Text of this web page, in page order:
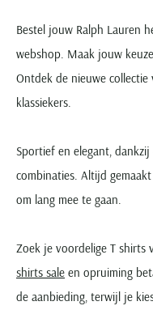
Bestel jouw Ralph Lauren
webshop. Maak jouw
Ontdek de nieuwe
klassiekers.
Sportief en elegant,
combinaties. Altijd
om lang mee te gaan.
Zoek je voordelige T shirts
shirts sale en opruiming
de aanbieding, terwijl je